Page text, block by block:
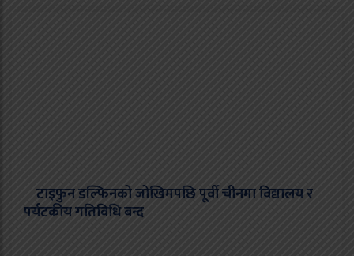
टाइफुन डल्फिनको जोखिमपछि पूर्वी चीनमा विद्यालय र
पर्यटकीय गतिविधि बन्द